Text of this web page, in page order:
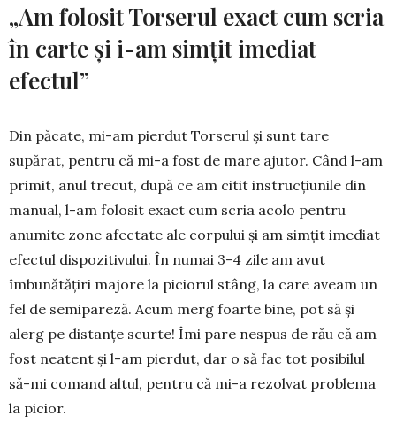
„Am folosit Torserul exact cum scria
în carte şi i-am simţit imediat
efectul”
Din păcate, mi-am pierdut Torserul şi sunt tare
supărat, pentru că mi-a fost de mare ajutor. Când l-am
primit, anul trecut, după ce am citit instrucţiunile din
manual, l-am folosit exact cum scria acolo pentru
anumite zone afectate ale corpului şi am simţit imediat
efectul dispozitivului. În numai 3-4 zile am avut
îmbunătăţiri majore la piciorul stâng, la care aveam un
fel de semipareză. Acum merg foarte bine, pot să şi
alerg pe distanţe scurte! Îmi pare nespus de rău că am
fost neatent şi l-am pierdut, dar o să fac tot posibilul
să-mi comand altul, pentru că mi-a rezolvat problema
la picior.